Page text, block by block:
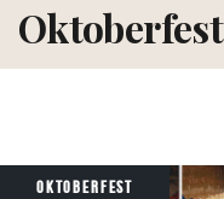
Oktoberfest
OKTOBERFEST